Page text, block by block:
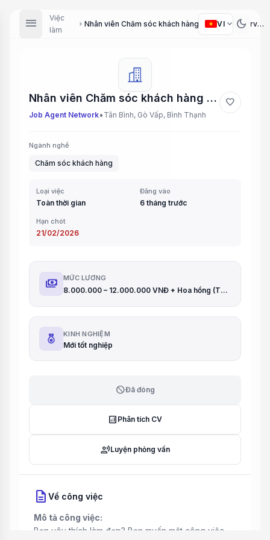
menu
Việc
làm
chevron_right Nhân viên Chăm sóc khách hàng (Customer Service Staff)
VI expand_more dark_mode
Nhân viên Chăm sóc khách hàng (Customer Service Staff)
Job Agent Network• Tân Bình, Gò Vấp, Bình Thạnh
favorite
Ngành nghề
Chăm sóc khách hàng
Loại việc
Toàn thời gian
Đăng vào
6 tháng trước
Hạn chót
21/02/2026
payments MỨC LƯƠNG
8.000.000 – 12.000.000 VNĐ + Hoa hồng (Tổng thu nhập không giới hạn)
KINH NGHIỆM
Mới tốt nghiệp
blockĐã đóng
analytics Phân tích CV
record_voice_overLuyện phỏng vấn
description Về công việc
Mô tả công việc:
Bạn yêu thích làm đẹp? Bạn muốn một công việc